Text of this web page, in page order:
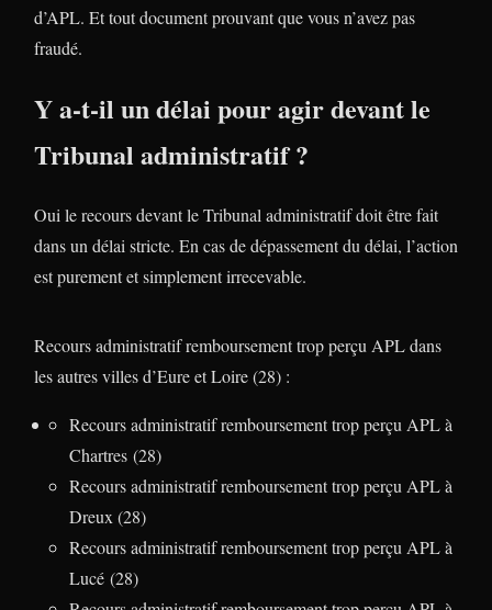
d’APL. Et tout document prouvant que vous n’avez pas
fraudé.
Y a-t-il un délai pour agir devant le
Tribunal administratif ?
Oui le recours devant le Tribunal administratif doit être fait
dans un délai stricte. En cas de dépassement du délai, l’action
est purement et simplement irrecevable.
Recours administratif remboursement trop perçu APL dans
les autres villes d’Eure et Loire (28) :
Recours administratif remboursement trop perçu APL à
Chartres (28)
Recours administratif remboursement trop perçu APL à
Dreux (28)
Recours administratif remboursement trop perçu APL à
Lucé (28)